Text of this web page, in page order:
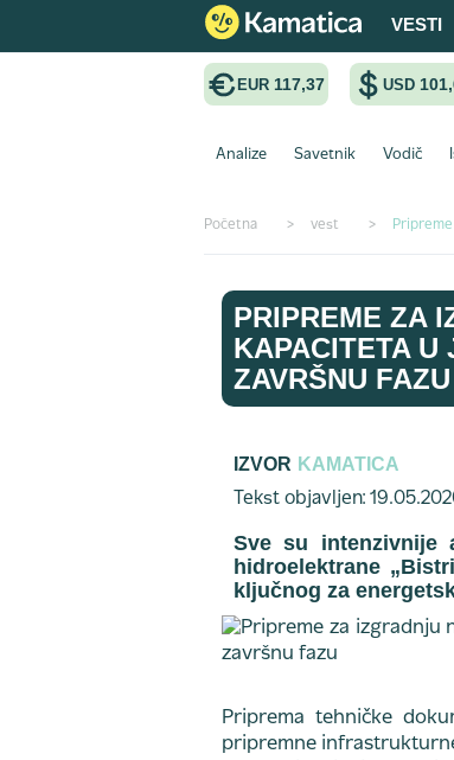
VESTI
EUR 117,37 USD
Analize Savetnik Vodič
Početna > vest >
PRIPREME ZA
KAPACITETA U
ZAVRŠNU FAZU
IZVOR KAMATICA
Tekst objavljen:
Sve su intenzivnije
hidroelektrane
ključnog za
Priprema tehničke
pripremne